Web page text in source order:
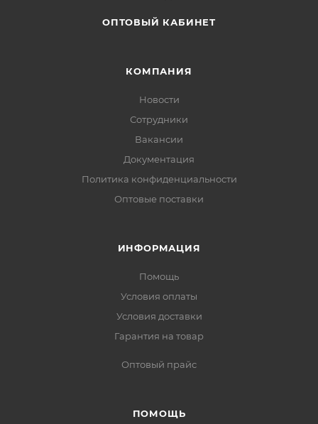
ОПТОВЫЙ КАБИНЕТ
КОМПАНИЯ
Новости
Сотрудники
Вакансии
Документация
Политика конфиденциальности
Оптовые поставки
ИНФОРМАЦИЯ
Помощь
Условия оплаты
Условия доставки
Гарантия на товар
Оптовый прайс
ПОМОЩЬ